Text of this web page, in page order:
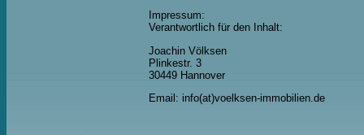
Impressum:
Verantwortlich für den Inhalt:
Joachin Völksen
Plinkestr. 3
30449 Hannover
Email: info(at)voelksen-immobilien.de